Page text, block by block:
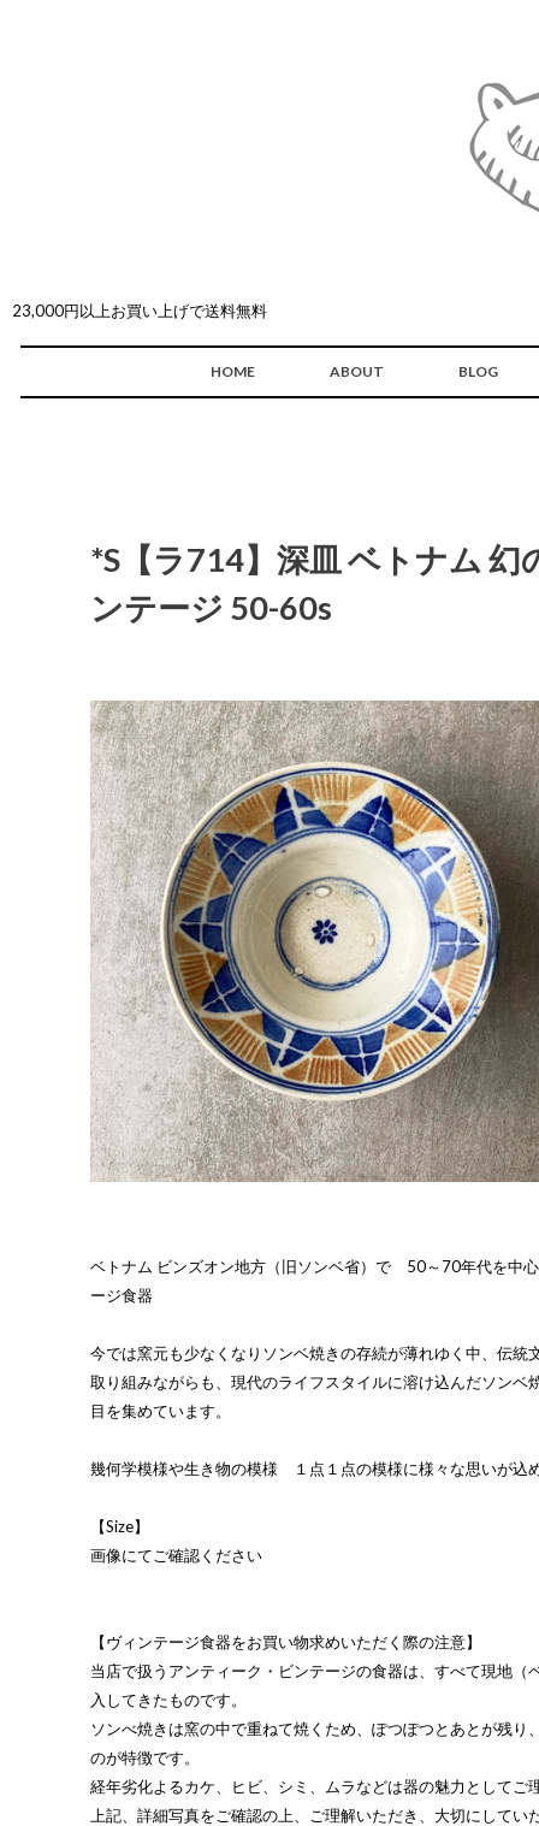
23,000円以上お買い上げで送料無料
HOME ABOUT BLOG
*S【ラ714】深皿 ベトナム 幻
ンテージ 50-60s
ベトナム ビンズオン地方（旧ソンベ省）で 50～70年代を中
ージ食器
今では窯元も少なくなりソンベ焼きの存続が薄れゆく中、伝統
取り組みながらも、現代のライフスタイルに溶け込んだソンベ
目を集めています。
幾何学模様や生き物の模様 １点１点の模様に様々な思いが込
【Size】
画像にてご確認ください
【ヴィンテージ食器をお買い物求めいただく際の注意】
当店で扱うアンティーク・ビンテージの食器は、すべて現地（
入してきたものです。
ソンべ焼きは窯の中で重ねて焼くため、ぽつぽつとあとが残り
のが特徴です。
経年劣化よるカケ、ヒビ、シミ、ムラなどは器の魅力としてご
上記、詳細写真をご確認の上、ご理解いただき、大切にしてい